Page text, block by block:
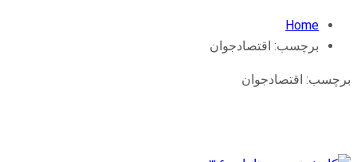
Home
برچسب: اقتصادجوان
برچسب: اقتصادجوان